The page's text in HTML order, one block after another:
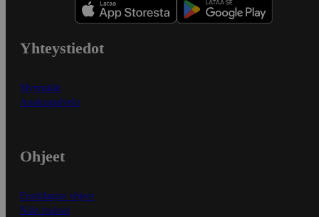
Yhteystiedot
Myymälät
Asiakaspalvelu
Ohjeet
Ensitilaajan ohjeet
Näin maksat